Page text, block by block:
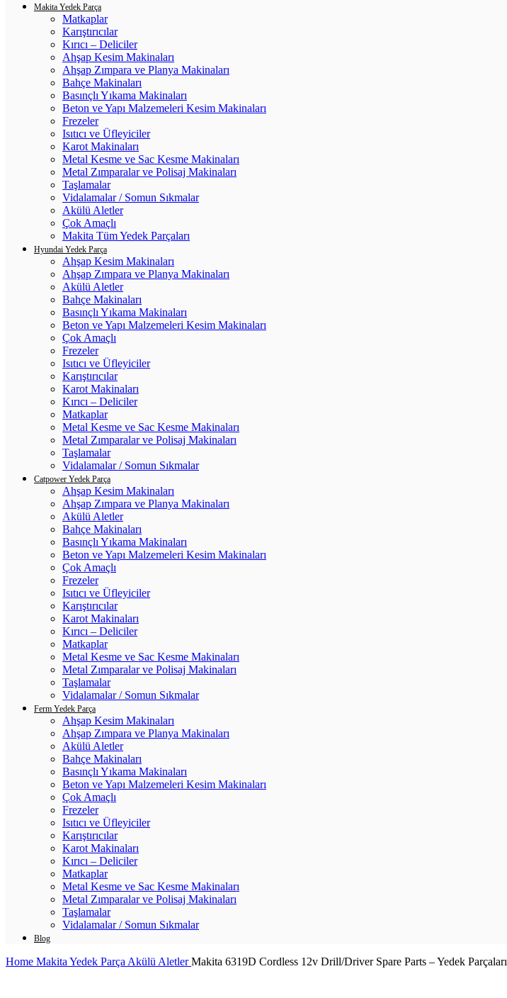
Makita Yedek Parça
Matkaplar
Karıştırıcılar
Kırıcı – Deliciler
Ahşap Kesim Makinaları
Ahşap Zımpara ve Planya Makinaları
Bahçe Makinaları
Basınçlı Yıkama Makinaları
Beton ve Yapı Malzemeleri Kesim Makinaları
Frezeler
Isıtıcı ve Üfleyiciler
Karot Makinaları
Metal Kesme ve Sac Kesme Makinaları
Metal Zımparalar ve Polisaj Makinaları
Taşlamalar
Vidalamalar / Somun Sıkmalar
Akülü Aletler
Çok Amaçlı
Makita Tüm Yedek Parçaları
Hyundai Yedek Parça
Ahşap Kesim Makinaları
Ahşap Zımpara ve Planya Makinaları
Akülü Aletler
Bahçe Makinaları
Basınçlı Yıkama Makinaları
Beton ve Yapı Malzemeleri Kesim Makinaları
Çok Amaçlı
Frezeler
Isıtıcı ve Üfleyiciler
Karıştırıcılar
Karot Makinaları
Kırıcı – Deliciler
Matkaplar
Metal Kesme ve Sac Kesme Makinaları
Metal Zımparalar ve Polisaj Makinaları
Taşlamalar
Vidalamalar / Somun Sıkmalar
Catpower Yedek Parça
Ahşap Kesim Makinaları
Ahşap Zımpara ve Planya Makinaları
Akülü Aletler
Bahçe Makinaları
Basınçlı Yıkama Makinaları
Beton ve Yapı Malzemeleri Kesim Makinaları
Çok Amaçlı
Frezeler
Isıtıcı ve Üfleyiciler
Karıştırıcılar
Karot Makinaları
Kırıcı – Deliciler
Matkaplar
Metal Kesme ve Sac Kesme Makinaları
Metal Zımparalar ve Polisaj Makinaları
Taşlamalar
Vidalamalar / Somun Sıkmalar
Ferm Yedek Parça
Ahşap Kesim Makinaları
Ahşap Zımpara ve Planya Makinaları
Akülü Aletler
Bahçe Makinaları
Basınçlı Yıkama Makinaları
Beton ve Yapı Malzemeleri Kesim Makinaları
Çok Amaçlı
Frezeler
Isıtıcı ve Üfleyiciler
Karıştırıcılar
Karot Makinaları
Kırıcı – Deliciler
Matkaplar
Metal Kesme ve Sac Kesme Makinaları
Metal Zımparalar ve Polisaj Makinaları
Taşlamalar
Vidalamalar / Somun Sıkmalar
Blog
Home Makita Yedek Parça Akülü AletlerMakita 6319D Cordless 12v Drill/Driver Spare Parts – Yedek Parçaları